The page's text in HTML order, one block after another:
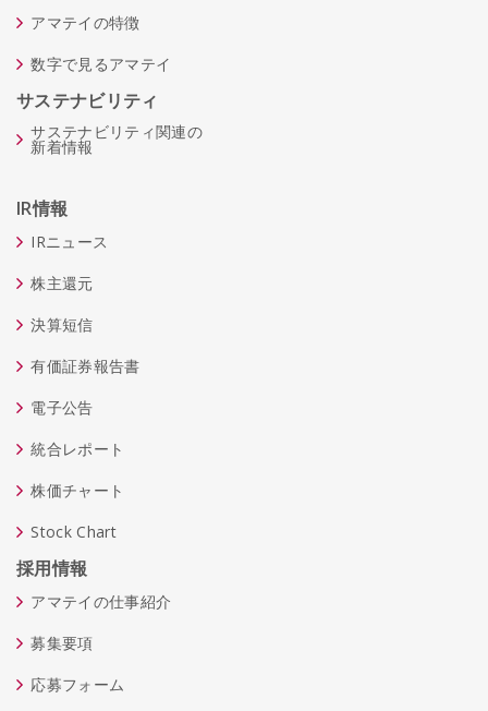
アマテイの特徴
数字で見るアマテイ
サステナビリティ
サステナビリティ関連の
新着情報
IR情報
IRニュース
株主還元
決算短信
有価証券報告書
電子公告
統合レポート
株価チャート
Stock Chart
採用情報
アマテイの仕事紹介
募集要項
応募フォーム